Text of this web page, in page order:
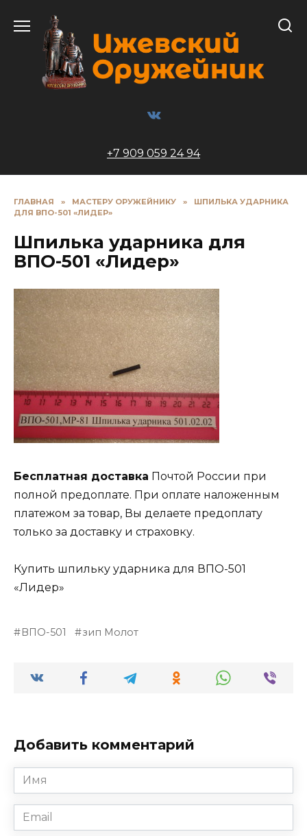
содержанию
+7 909 059 24 94
ГЛАВНАЯ » МАСТЕРУ ОРУЖЕЙНИКУ »
ШПИЛЬКА УДАРНИКА
ДЛЯ ВПО-501 «ЛИДЕР»
Шпилька ударника для
ВПО-501 «Лидер»
Бесплатная доставка Почтой России при
полной предоплате. При оплате наложенным
платежом за товар, Вы делаете предоплату
только за доставку и страховку.
Купить шпильку ударника для ВПО-501
«Лидер»
ВПО-501 зип Молот
Добавить комментарий
Имя
*
Email
*